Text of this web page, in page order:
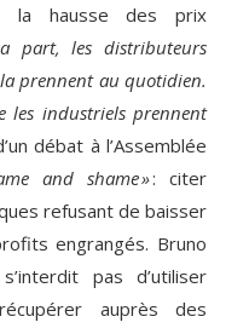
la hausse des prix
part, les distributeurs
prennent au quotidien.
les industriels prennent
débat à l’Assemblée
and shame »: citer
refusant de baisser
engrangés. Bruno
pas d’utiliser
auprès des